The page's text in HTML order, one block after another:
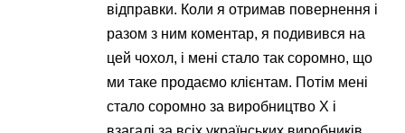
відправки. Коли я отримав повернення і
разом з ним коментар, я подивився на
цей чохол, і мені стало так соромно, що
ми таке продаємо клієнтам. Потім мені
стало соромно за виробництво Х і